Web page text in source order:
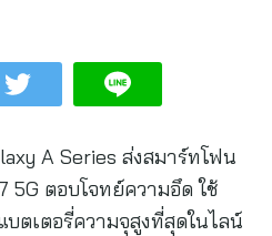
A Series ส่งสมาร์ทโฟน
5G ตอบโจทย์ความอึด ใช้
ตเตอรี่ความจุสูงที่สุดในไลน์